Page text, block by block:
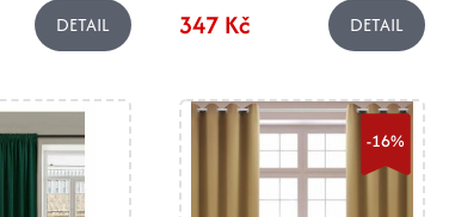
DETAIL 347 Kč DETAIL
-16%